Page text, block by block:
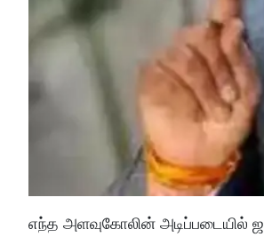
எந்த அளவுகோலின் அடிப்படையில்